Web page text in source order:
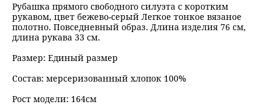
Рубашка прямого свободного силуэта с коротким
рукавом, цвет бежево-серый Легкое тонкое вязаное
полотно. Повседневный образ. Длина изделия 76 см,
длина рукава 33 см.
Размер: Единый размер
Состав: мерсеризованный хлопок 100%
Рост модели: 164см